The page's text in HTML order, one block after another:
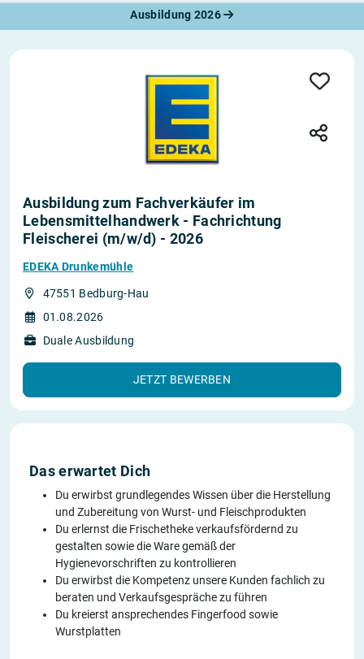
Ausbildung 2026
Ausbildung zum Fachverkäufer im
Lebensmittelhandwerk - Fachrichtung
Fleischerei (m/w/d) - 2026
EDEKA Drunkemühle
47551 Bedburg-Hau
01.08.2026
Duale Ausbildung
JETZT BEWERBEN
Das erwartet Dich
Du erwirbst grundlegendes Wissen über die Herstellung
und Zubereitung von Wurst- und Fleischprodukten
Du erlernst die Frischetheke verkaufsfördernd zu
gestalten sowie die Ware gemäß der
Hygienevorschriften zu kontrollieren
Du erwirbst die Kompetenz unsere Kunden fachlich zu
beraten und Verkaufsgespräche zu führen
Du kreierst ansprechendes Fingerfood sowie
Wurstplatten